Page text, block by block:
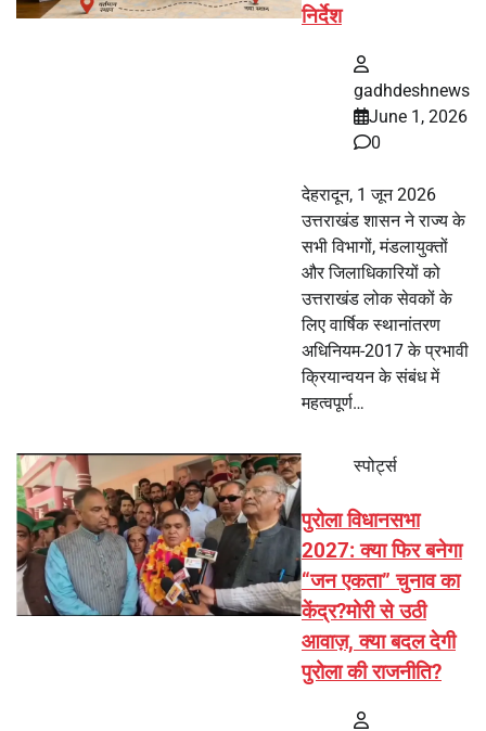
निर्देश
gadhdeshnews
June 1, 2026
0
देहरादून, 1 जून 2026
उत्तराखंड शासन ने राज्य के
सभी विभागों, मंडलायुक्तों
और जिलाधिकारियों को
उत्तराखंड लोक सेवकों के
लिए वार्षिक स्थानांतरण
अधिनियम-2017 के प्रभावी
क्रियान्वयन के संबंध में
महत्वपूर्ण…
स्पोर्ट्स
पुरोला विधानसभा
2027: क्या फिर बनेगा
“जन एकता” चुनाव का
केंद्र?मोरी से उठी
आवाज़, क्या बदल देगी
पुरोला की राजनीति?